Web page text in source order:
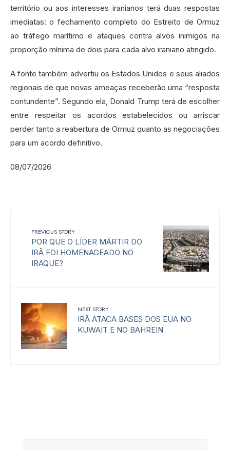
território ou aos interesses iranianos terá duas respostas
imediatas: o fechamento completo do Estreito de Ormuz
ao tráfego marítimo e ataques contra alvos inimigos na
proporção mínima de dois para cada alvo iraniano atingido.
A fonte também advertiu os Estados Unidos e seus aliados
regionais de que novas ameaças receberão uma “resposta
contundente”. Segundo ela, Donald Trump terá de escolher
entre respeitar os acordos estabelecidos ou arriscar
perder tanto a reabertura de Ormuz quanto as negociações
para um acordo definitivo.
08/07/2026
PREVIOUS STORY
POR QUE O LÍDER MÁRTIR DO
IRÃ FOI HOMENAGEADO NO
IRAQUE?
NEXT STORY
IRÃ ATACA BASES DOS EUA NO
KUWAIT E NO BAHREIN